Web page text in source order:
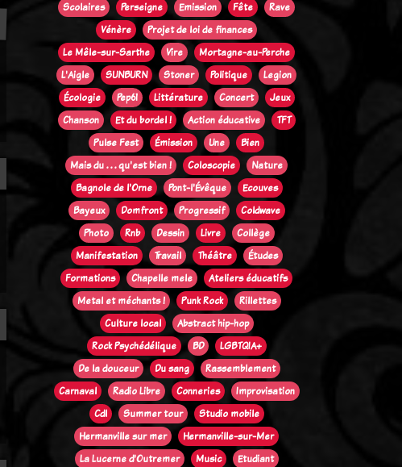
Scolaires
Perseigne Emission Fête
Rave
Vénère
Projet de loi de finances
Le Mêle-sur-Sarthe
Vire
Mortagne-au-Perche
L'Aigle
SUNBURN Stoner Politique
Legion
Écologie
Pep61 Littérature Concert
Jeux
Chanson
Et du bordel ! Action éducative
TFT
Pulse Fest
Émission Une
Bien
Mais du . . . qu'est bien !
Coloscopie
Nature
Bagnole de l'Orne
Pont-l'Évêque
Ecouves
Bayeux
Domfront Progressif
Coldwave
Photo
Rnb Dessin Livre
Collège
Manifestation
Travail Théâtre
Études
Formations
Chapelle mele
Ateliers éducatifs
Metal et méchants !
Punk Rock
Rillettes
Culture local
Abstract hip-hop
Rock Psychédélique
BD
LGBTQIA+
De la douceur
Du sang
Rassemblement
Carnaval
Radio Libre Conneries
Improvisation
Cdl
Summer tour
Studio mobile
Hermanville sur mer
Hermanville-sur-Mer
La Lucerne d'Outremer
Music
Etudiant